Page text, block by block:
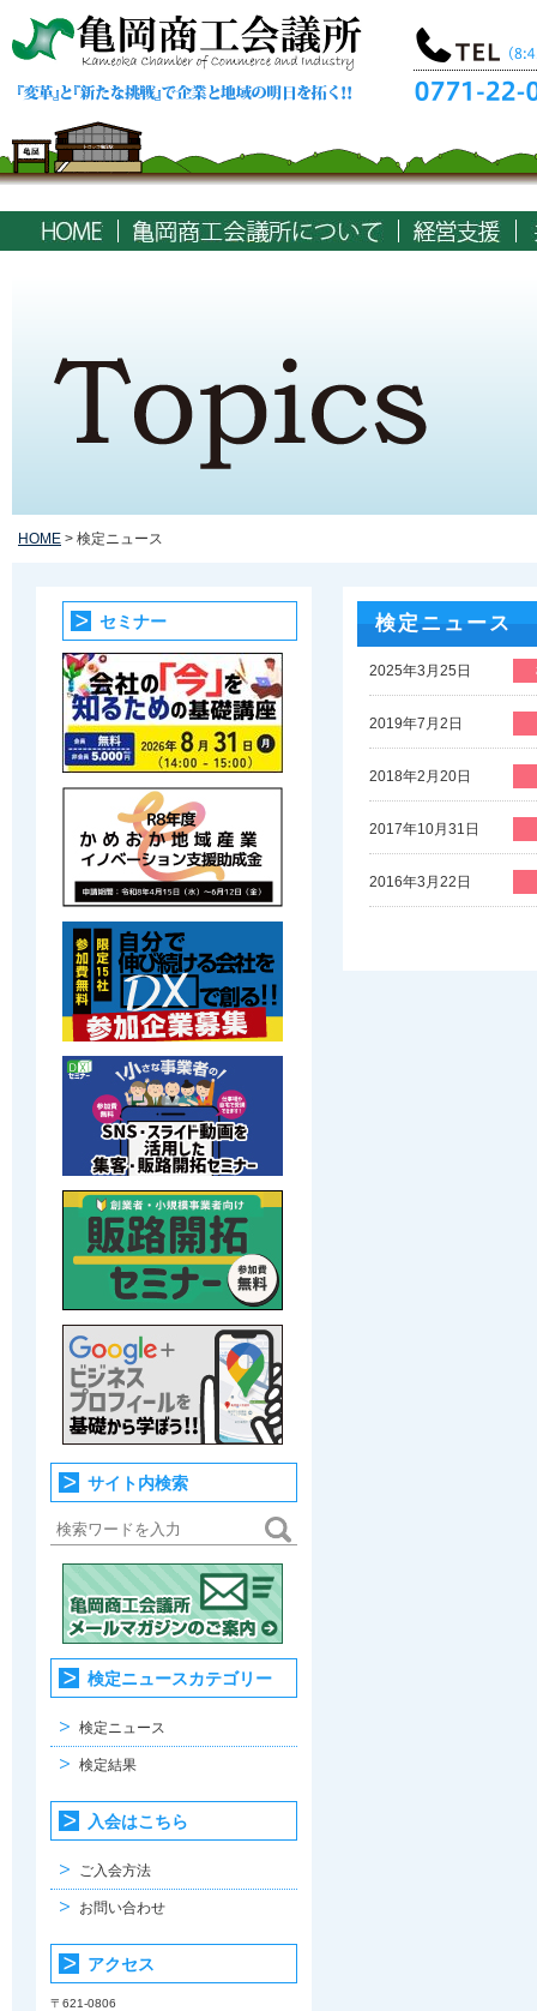
HOME > 検定ニュース
検定ニュース
2025年3月25日
2019年7月2日
2018年2月20日
2017年10月31日
2016年3月22日
セミナー
サイト内検索
検定ニュースカテゴリー
検定ニュース
検定結果
入会はこちら
ご入会方法
お問い合わせ
アクセス
〒621-0806